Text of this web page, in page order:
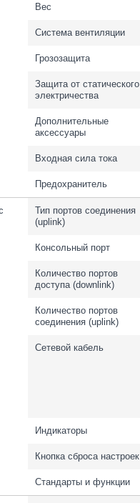
Вес
Система вентиляции
Грозозащита
Защита от статического
электричества
Дополнительные
аксессуары
Входная сила тока
Предохранитель
Тип портов соединения
(uplink)
Консольный порт
Количество портов
доступа (downlink)
Количество портов
соединения (uplink)
Сетевой кабель
Индикаторы
Кнопка сброса настроек
Стандарты и функции